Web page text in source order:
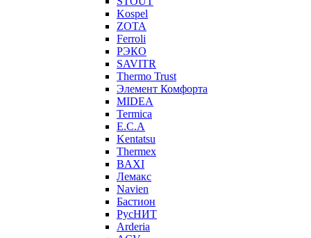
Kospel
ZOTA
Ferroli
РЭКО
SAVITR
Thermo Trust
Элемент Комфорта
MIDEA
Termica
E.C.A
Kentatsu
Thermex
BAXI
Лемакс
Navien
Бастион
РусНИТ
Arderia